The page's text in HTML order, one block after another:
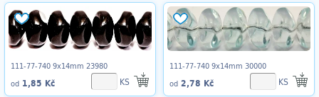
111-77-740 9x14mm 23980
od 1,85 Kč KS
111-77-740 9x14mm 30000
od 2,78 Kč KS